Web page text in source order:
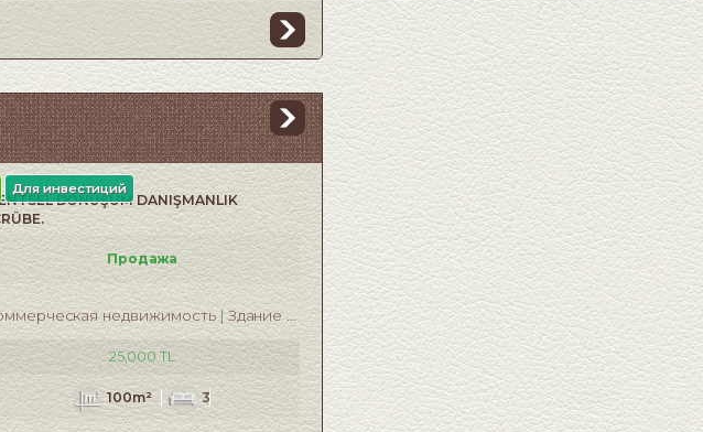
DÖNÜŞÜM DANIŞMANLIK
Для инвестиций
Продажа
недвижимость Здание полностью
25,000 TL
100m² 3